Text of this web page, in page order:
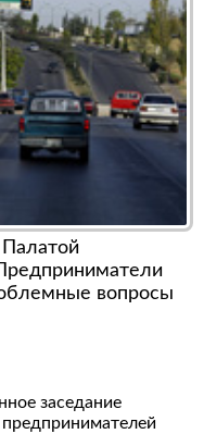
Палатой
вопросы
заседание